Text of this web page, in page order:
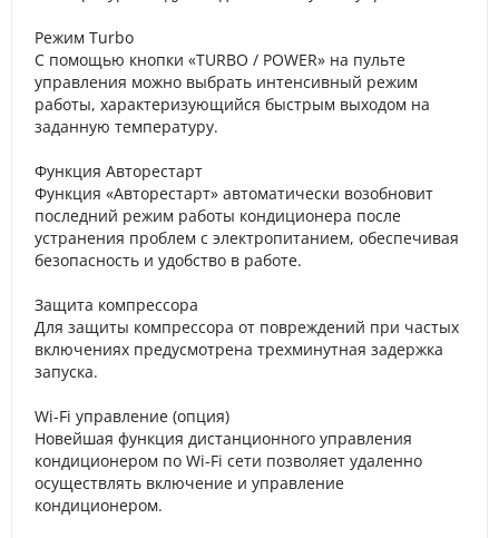
Режим Turbo
С помощью кнопки «TURBO / POWER» на пульте
управления можно выбрать интенсивный режим
работы, характеризующийся быстрым выходом на
заданную температуру.
Функция Авторестарт
Функция «Авторестарт» автоматически возобновит
последний режим работы кондиционера после
устранения проблем с электропитанием, обеспечивая
безопасность и удобство в работе.
Защита компрессора
Для защиты компрессора от повреждений при частых
включениях предусмотрена трехминутная задержка
запуска.
Wi-Fi управление (опция)
Новейшая функция дистанционного управления
кондиционером по Wi-Fi сети позволяет удаленно
осуществлять включение и управление
кондиционером.